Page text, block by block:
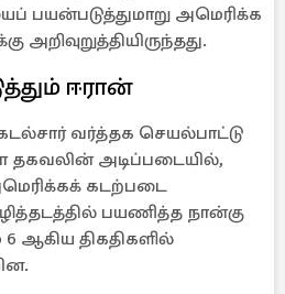
பயன்படுத்துமாறு அமெரிக்க
அறிவுறுத்தியிருந்தது.
ஈரான்
வர்த்தக செயல்பாட்டு
தகவலின் அடிப்படையில்,
கடற்படை
பயணித்த நான்கு
ஆகிய திகதிகளில்